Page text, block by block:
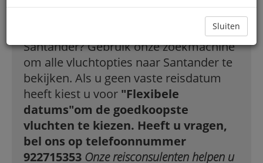
Hoe vindt ik goedkope vluchten naar
Santander? Gebruik onze zoekmachine
om alle vluchtopties naar Santander te
bekijken. Als u geen vaste reisdatum
heeft kiest u voor "Flexibele
datums"om de goedkoopste
vluchten te kiezen. Heeft u vragen,
bel ons op telefoonnummer
922715353 Onze reisconsulenten helpen u
Sluiten